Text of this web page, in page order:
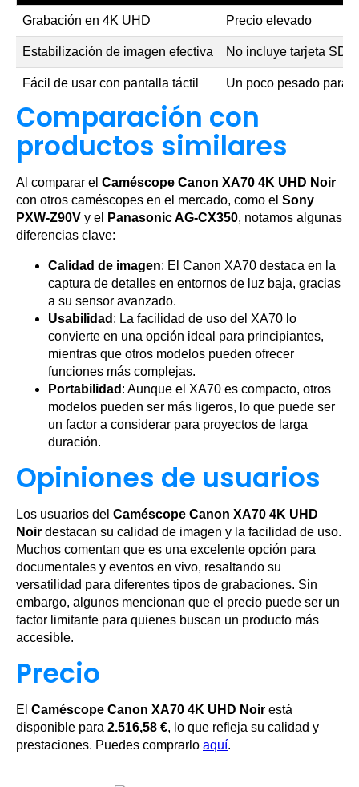
Grabación en 4K UHD Precio elevado
Estabilización de imagen efectiva No incluye tarjeta SD
Fácil de usar con pantalla táctil Un poco pesado para
Comparación con
productos similares
Al comparar el Caméscope Canon XA70 4K UHD Noir
con otros caméscopes en el mercado, como el Sony
PXW-Z90V y el Panasonic AG-CX350, notamos algunas
diferencias clave:
Calidad de imagen: El Canon XA70 destaca en la
captura de detalles en entornos de luz baja, gracias
a su sensor avanzado.
Usabilidad : La facilidad de uso del XA70 lo
convierte en una opción ideal para principiantes,
mientras que otros modelos pueden ofrecer
funciones más complejas.
Portabilidad : Aunque el XA70 es compacto, otros
modelos pueden ser más ligeros, lo que puede ser
un factor a considerar para proyectos de larga
duración.
Opiniones de usuarios
Los usuarios del Caméscope Canon XA70 4K UHD
Noir destacan su calidad de imagen y la facilidad de uso.
Muchos comentan que es una excelente opción para
documentales y eventos en vivo, resaltando su
versatilidad para diferentes tipos de grabaciones. Sin
embargo, algunos mencionan que el precio puede ser un
factor limitante para quienes buscan un producto más
accesible.
Precio
El Caméscope Canon XA70 4K UHD Noir está
disponible para 2.516,58 €, lo que refleja su calidad y
prestaciones. Puedes comprarlo aquí.